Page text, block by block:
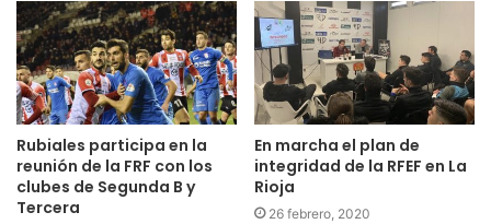
Rubiales participa en la
reunión de la FRF con los
clubes de Segunda B y
Tercera
En marcha el plan de
integridad de la RFEF en La
Rioja
26 febrero, 2020